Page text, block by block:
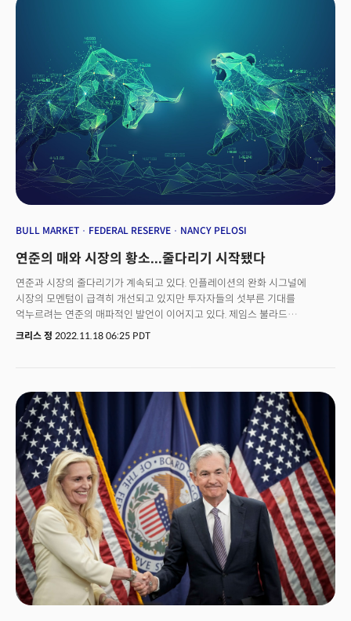
가전 업종 전반의 동반 상승을 이끌었다. 중국 경제가 재개할 수 있다는 희망이
홍콩 항셍 테크지수는 장중 5%대 이상 상승했고 미국 상장 중국 기술주 역시
강세로 전환했다. 중국 인터넷 기술주에 투자하는 상장지수펀드(ETF) 상품인
KWEB(KraneShares CSI)는 아시아 시장의 강세에 힘입어 6% 이상
상승했다. 반면 뉴욕증시는 중국발 훈풍에도 연준 위원들의 잇따른 강성
발언에 흔들렸다. 존 윌리엄스 뉴욕 연은 총재는 28일(현지시각) "공급망의
개선과 함께 인플레이션이 완화 조짐을 보이고 있다."고 평가하면서도 "금리를
더 올릴 필요가 있다. 최소한 내년까지는 제한적인 통화정책을 유지해야 할
것"이라 주장했다. 강성 매파로 분류되는 제임스 불라드 세인트루이스 연은
총재의 발언은 더 매서웠다. 불라드 총재는 "시장은 FOMC가 인플레이션을
억제하기 위해 더 공격적일 수밖에 없을 것이란 리스크를 과소평가하고
있다."고 경고했다. 한편 1년 만에 최저 수준으로 하락한 국제유가는
검토중이라는 보도로 반등 회복세를 보였다.
BULL MARKET FEDERAL RESERVE NANCY PELOSI
연준의 매와 시장의 황소...줄다리기 시작됐다
연준과 시장의 줄다리기가 계속되고 있다. 인플레이션의 완화 시그널에
시장의 모멘텀이 급격히 개선되고 있지만 투자자들의 섯부른 기대를
억누르려는 연준의 매파적인 발언이 이어지고 있다. 제임스 불라드
세인트루이스 연은 총재는 "기준금리가 아직 충분히 제한적이라 할 수 있는
나오기 전까지 금리를 계속 올려야 한다."고 주장했다. 연준의 매파적인 발언이
이어지면서 국채금리는 다시 회복세를 보였다. 달러 역시 상승세를 보였으나
주요 통화 바스켓 강세에 밀리며 하락 전환했다. 연준의 강경기조로
최종금리에 대한 기대치가 다시 오르는 가운데 일부 투자자는 연준이
발언처럼 매파적인 기조를 이어가지는 못할 것이라 기대하는 모습이다.
제임스 애시(James Athey) 애버딘 투자관리의 투자이사는 블룸버그와의
인터뷰에서 "연준은 (인플레이션을 억누르겠다는) 그들의 임무가 이어지고
있음을 시장에 상기시키기 위해 매파적인 발언을 이어가고 있다. 하지만
그렇다고 이것이 연준의 최종금리가 시장이 예상하고 있는 것보다 더
높아진다는 것을 의미하지는 않는다."며 연준이 매파적인 발언을 하는 것이
단지 투자자들의 사기를 떨어뜨리길 원하는 것일 뿐이라 주장했다. 달러의
하락 전환도 월가의 이런 주장을 뒷받침 하는 것으로 관측된다. 연준의 강경
기조에도 달러의 후퇴는 주요 통화국의 강세를 허용했다는 평이다. 일본
엔화는 40년 만에 최고치를 기록했음에도 강세를 보였고 파운드화는 정부의
크리스 정 2022.11.18 06:25 PDT